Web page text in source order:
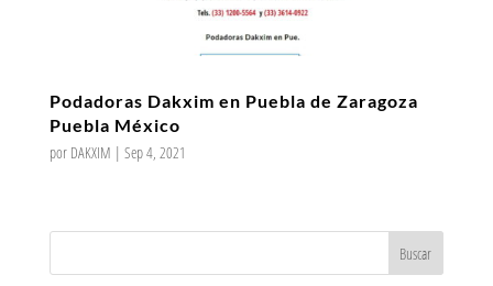
Podadoras Dakxim en Puebla de Zaragoza
Puebla México
por DAKXIM | Sep 4, 2021